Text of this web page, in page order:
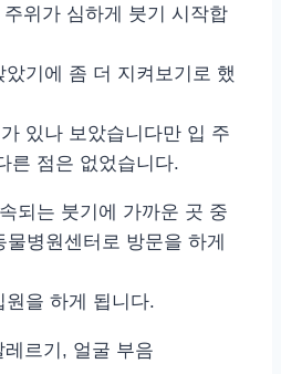
위가 심하게 붓기 시작합
기에 좀 더 지켜보기로 했
있나 보았습니다만 입 주
른 점은 없었습니다.
되는 붓기에 가까운 곳 중
병원센터로 방문을 하게
을 하게 됩니다.